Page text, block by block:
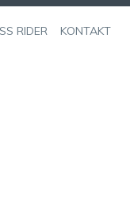
RIDER KONTAKT